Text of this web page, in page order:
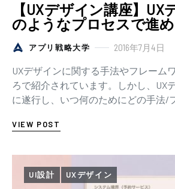
【UXデザイン講座】
のようなプロセスで進
アプリ戦略大学 2016年7月4日
UXデザインに関する手法やフレーム
ろで紹介されています。しかし、UX
に遂行し、いつ何のためにどの手法/
VIEW POST
UI設計 UXデザイン